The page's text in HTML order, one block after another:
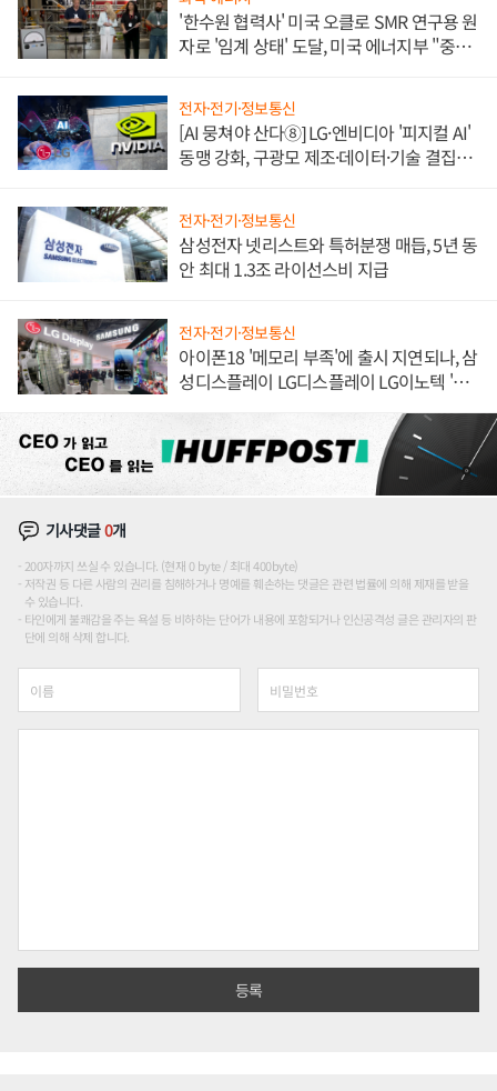
'한수원 협력사' 미국 오클로 SMR 연구용 원
자로 '임계 상태' 도달, 미국 에너지부 "중요
전자·전기·정보통신
[AI 뭉쳐야 산다⑧] LG·엔비디아 '피지컬 AI'
동맹 강화, 구광모 제조·데이터·기술 결집
전자·전기·정보통신
삼성전자 넷리스트와 특허분쟁 매듭, 5년 동
안 최대 1.3조 라이선스비 지급
전자·전기·정보통신
아이폰18 '메모리 부족'에 출시 지연되나, 삼
성디스플레이 LG디스플레이 LG이노텍 '탈
기사댓글0개
200자까지 쓰실 수 있습니다. (현재 0 byte / 최대 400byte)
저작권 등 다른 사람의 권리를 침해하거나 명예를 훼손하는 댓글은 관련 법률에 의해 제재를 받을
수 있습니다.
타인에게 불쾌감을 주는 욕설 등 비하하는 단어가 내용에 포함되거나 인신공격성 글은 관리자의 판
단에 의해 삭제 합니다.